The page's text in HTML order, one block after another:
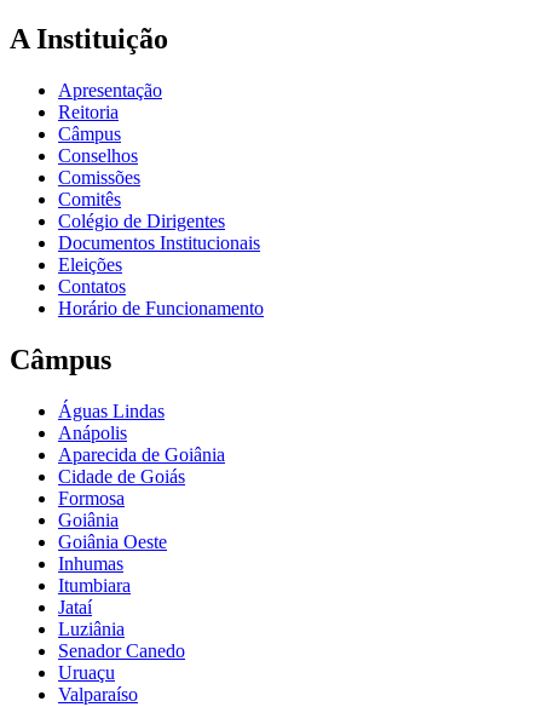
A Instituição
Apresentação
Reitoria
Câmpus
Conselhos
Comissões
Comitês
Colégio de Dirigentes
Documentos Institucionais
Eleições
Contatos
Horário de Funcionamento
Câmpus
Águas Lindas
Anápolis
Aparecida de Goiânia
Cidade de Goiás
Formosa
Goiânia
Goiânia Oeste
Inhumas
Itumbiara
Jataí
Luziânia
Senador Canedo
Uruaçu
Valparaíso